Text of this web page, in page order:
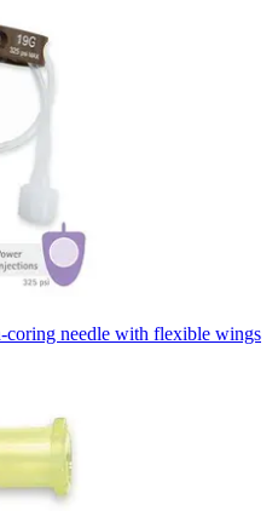
coring needle with flexible wings